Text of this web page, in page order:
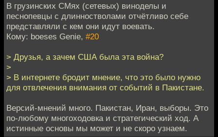
В грузинских СМях (сетевых) виноделы и
песнопевцы с длинностволами отчётливо себе
представляли с кем они идут воевать.
Кому: boeses Genie, #20
> Друзья, а зачем США была эта война?
>
> В интернете бродит мнение, что это было нужно
для отвлечения внимания от событий в Пакистане.
Версий-мнений много. Пакистан, Иран, выборы. Это
по-любому многоходовка и стратегический ход. А
истинные основы мы может и не скоро узнаем.